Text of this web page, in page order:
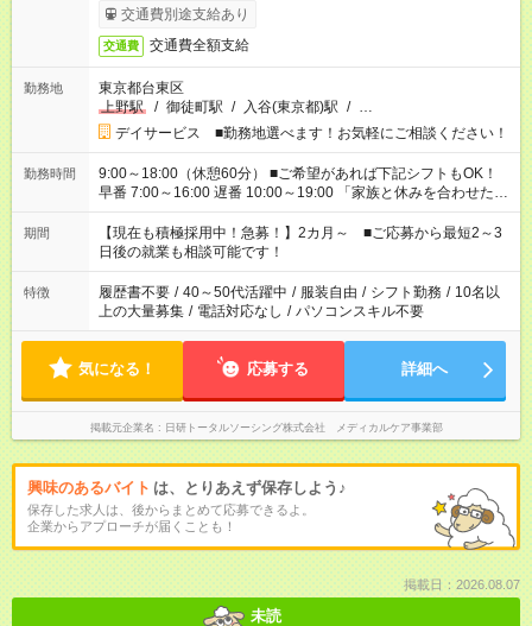
交通費別途支給あり
交通費 交通費全額支給
勤務地
東京都台東区
上野駅
/ 御徒町駅 / 入谷(東京都)駅 / …
デイサービス ■勤務地選べます！お気軽にご相談ください！
勤務時間
9:00～18:00（休憩60分） ■ご希望があれば下記シフトもOK！
早番 7:00～16:00 遅番 10:00～19:00 「家族と休みを合わせた
い」 「余裕を持って夕飯の準備がしたい」 「できれば残業はし
たくない」 など、ご希望を教えてくださいね。 ※Wワーク希望
の方へ 今ご覧のお仕事で希望する勤務時間と、もう1つのお仕事
の勤務時間。 合計で週40時間を超える場合は応募できません。
期間
【現在も積極採用中！急募！】2カ月～ ■ご応募から最短2～3
日後の就業も相談可能です！
特徴 履歴書不要 / 40～50代活躍中 / 服装自由 / シフト勤務 / 10名以
上の大量募集 / 電話対応なし / パソコンスキル不要
気になる！ 応募する 詳細へ
掲載元企業名 日研トータルソーシング株式会社 メディカルケア事業部
興味のあるバイト は、とりあえず保存しよう♪
保存した求人は、後からまとめて応募できるよ。
企業からアプローチが届くことも！
掲載日：2026.08.07
未読